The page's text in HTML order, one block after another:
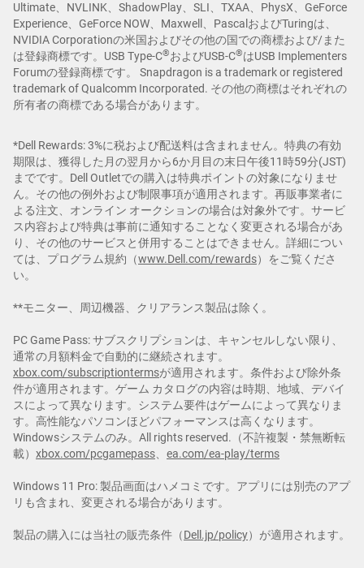
Ultimate、NVLINK、ShadowPlay、SLI、TXAA、PhysX、GeForce
Experience、GeForce NOW、Maxwell、PascalおよびTuringは、
NVIDIA Corporationの米国およびその他の国での商標および/また
は登録商標です。USB Type-C®およびUSB-C®はUSB Implementers
Forumの登録商標です。 Snapdragon is a trademark or registered
trademark of Qualcomm Incorporated. その他の商標はそれぞれの
所有者の商標である場合があります。
*Dell Rewards: 3%に税および配送料は含まれません。特典の有効
期限は、獲得した月の翌月から6か月目の末日午後11時59分(JST)
までです。Dell Outletでの購入は特典ポイントの対象になりませ
ん。その他の例外および制限事項が適用されます。再販事業者に
よる注文、オンライン オークションの場合は対象外です。サービ
ス内容および特典は事前に通知することなく変更される場合があ
り、その他のサービスと併用することはできません。詳細につい
ては、プログラム規約（www.Dell.com/rewards）をご覧くださ
い。
**モニター、周辺機器、クリアランス製品は除く。
PC Game Pass: サブスクリプションは、キャンセルしない限り、
通常の月額料金で自動的に継続されます。
xbox.com/subscriptiontermsが適用されます。条件および除外条
件が適用されます。ゲーム カタログの内容は時期、地域、デバイ
スによって異なります。システム要件はゲームによって異なりま
す。高性能なパソコンほどパフォーマンスは高くなります。
Windowsシステムのみ。All rights reserved.（不許複製・禁無断転
載） xbox.com/pcgamepass、 ea.com/ea-play/terms
Windows 11 Pro: 製品画面はハメコミです。アプリには別売のアプ
リも含まれ、変更される場合があります。
製品の購入には当社の販売条件（Dell.jp/policy）が適用されます。